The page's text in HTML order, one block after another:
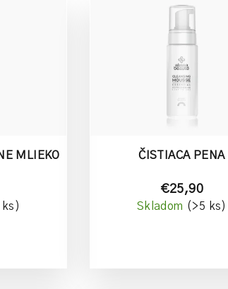
MLIEKO
ks)
ČISTIACA PENA
€25,90
Skladom (>5 ks)